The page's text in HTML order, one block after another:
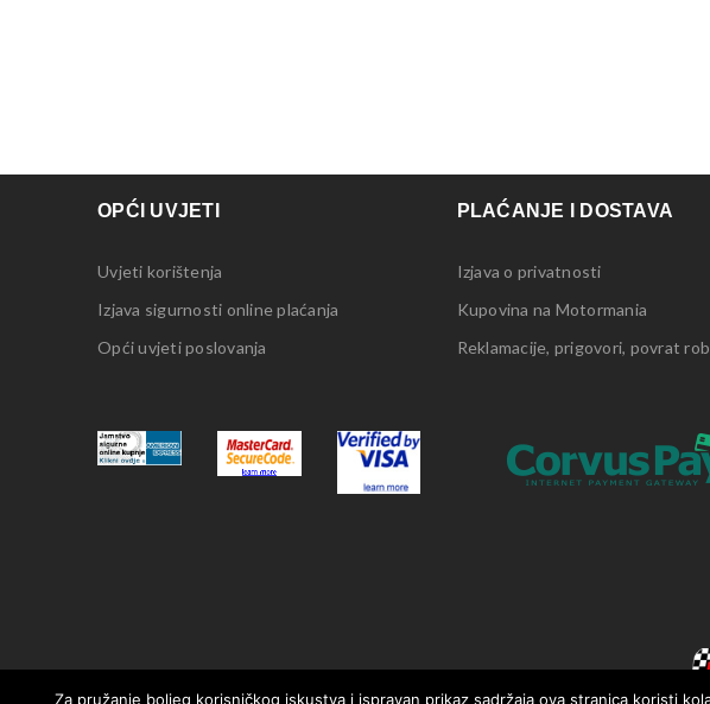
OPĆI UVJETI
Uvjeti korištenja
Izjava sigurnosti online plaćanja
Opći uvjeti poslovanja
PLAĆANJE I DOSTAVA
Izjava o privatnosti
Kupovina na Motormania
Reklamacije, prigovori, povrat
Za pružanje boljeg korisničkog iskustva i ispravan prikaz sadržaja ova stranica koristi